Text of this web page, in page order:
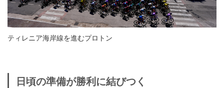
ティレニア海岸線を進むプロトン
日頃の準備が勝利に結びつく